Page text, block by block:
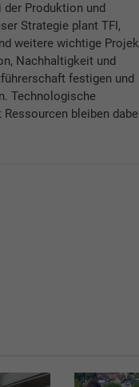
der Produktion und
Strategie plant TFI,
weitere wichtige
Nachhaltigkeit und
festigen und
Technologische
bleiben